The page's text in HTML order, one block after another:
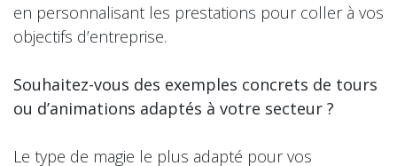
en personnalisant les prestations pour coller à vos
objectifs d’entreprise.
Souhaitez-vous des exemples concrets de tours
ou d’animations adaptés à votre secteur ?
Le type de magie le plus adapté pour vos